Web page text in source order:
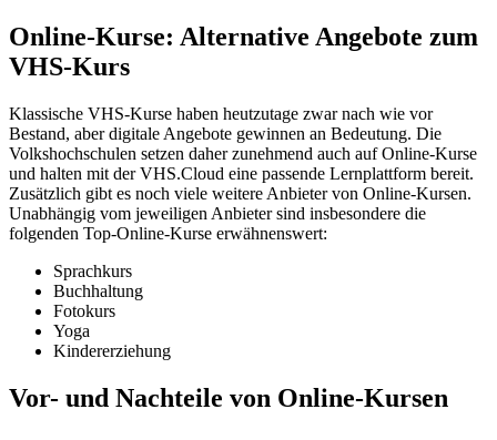
Online-Kurse: Alternative Angebote zum
VHS-Kurs
Klassische VHS-Kurse haben heutzutage zwar nach wie vor
Bestand, aber digitale Angebote gewinnen an Bedeutung. Die
Volkshochschulen setzen daher zunehmend auch auf Online-Kurse
und halten mit der VHS.Cloud eine passende Lernplattform bereit.
Zusätzlich gibt es noch viele weitere Anbieter von Online-Kursen.
Unabhängig vom jeweiligen Anbieter sind insbesondere die
folgenden Top-Online-Kurse erwähnenswert:
Sprachkurs
Buchhaltung
Fotokurs
Yoga
Kindererziehung
Vor- und Nachteile von Online-Kursen